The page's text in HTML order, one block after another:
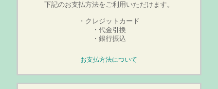
下記のお支払方法をご利用いただけます。
・クレジットカード
・代金引換
・銀行振込
お支払方法について